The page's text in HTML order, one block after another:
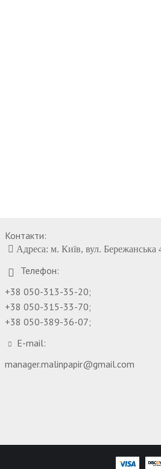
Контакти:
Адреса: м. Київ, вул. Бережанська
Телефон:
+38 050-313-35-20;
+38 050-315-33-70;
+38 050-389-36-07;
E-mail:
manager.malinpapir@gmail.com